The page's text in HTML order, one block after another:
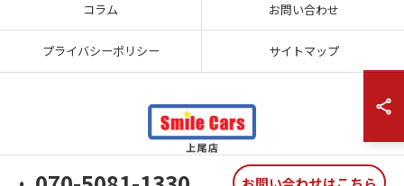
コラム お問い合わせ
プライバシーポリシー サイトマップ